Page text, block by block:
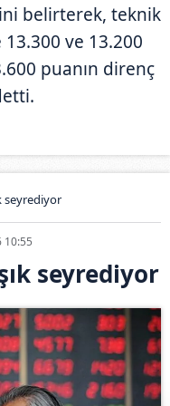
belirterek, teknik
13.300 ve 13.200
puanın direnç
seyrediyor
10:55
seyrediyor